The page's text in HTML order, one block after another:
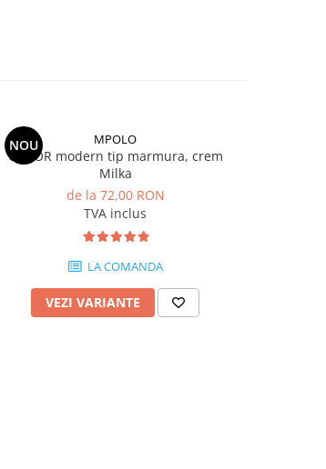
NOU MPOLO
COVOR modern tip marmura, crem
Milka
de la 72,00 RON
TVA inclus
LA COMANDA
VEZI VARIANTE